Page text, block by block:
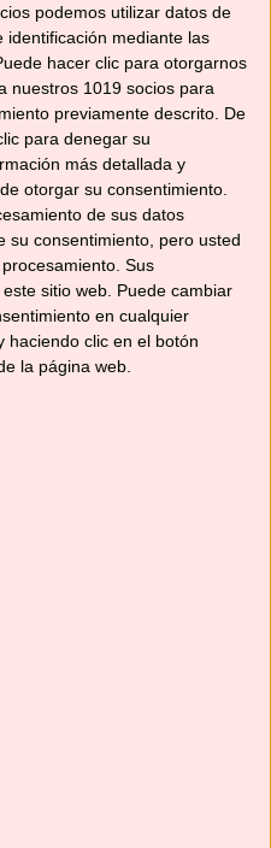
podemos utilizar datos de
identificación mediante las
hacer clic para otorgarnos
nuestros 1019 socios para
previamente descrito. De
para denegar su
más detallada y
otorgar su consentimiento.
de sus datos
su consentimiento, pero usted
Sus
sitio web. Puede cambiar
en cualquier
haciendo clic en el botón
la página web.